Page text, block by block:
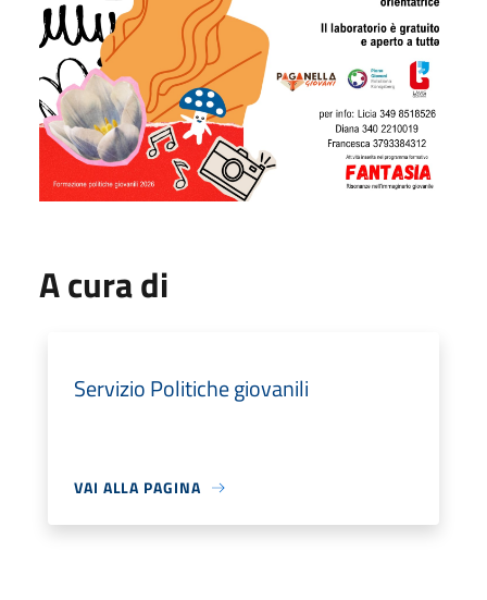
A cura di
Servizio Politiche giovanili
VAI ALLA PAGINA